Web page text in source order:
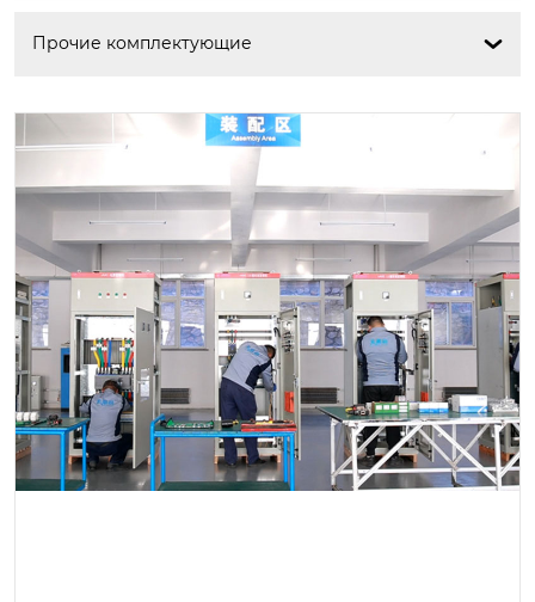
Прочие комплектующие 